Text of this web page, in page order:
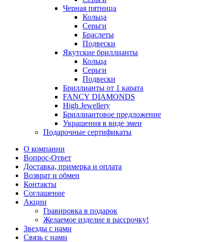
Черная пятница
Кольца
Серьги
Браслеты
Подвески
Якутские бриллианты
Кольца
Серьги
Подвески
Бриллианты от 1 карата
FANCY DIAMONDS
High Jewellery
Бриллиантовое предложение
Украшения в виде змеи
Подарочные сертификаты
О компании
Вопрос-Ответ
Доставка, примерка и оплата
Возврат и обмен
Контакты
Соглашение
Акции
Гравировка в подарок
Желаемое изделие в рассрочку!
Звезды с нами
Связь с нами